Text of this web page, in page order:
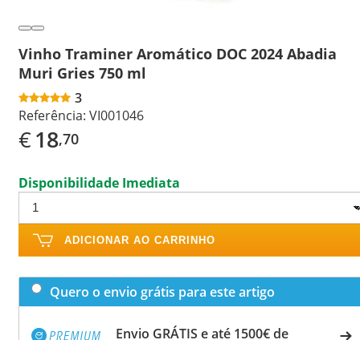
Vinho Traminer Aromático DOC 2024 Abadia
Muri Gries 750 ml
3
Referência: VI001046
€18,70
Disponibilidade Imediata
ADICIONAR AO CARRINHO
Quero o envio grátis para este artigo
Envio GRÁTIS e até 1500€ de